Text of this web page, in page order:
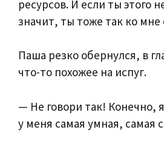
ресурсов. И если ты этого
значит, ты тоже так ко
Паша резко обернулся, в
что-то похожее на испуг.
— Не говори так! Конечно,
у меня самая умная, самая